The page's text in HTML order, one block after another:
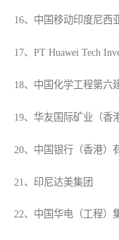
16、中国移动印度尼西
17、PT Huawei Tech
18、中国化学工程第六
19、华友国际矿业（香
20、中国银行（香港）
21、印尼达美集团
22、中国华电（工程）